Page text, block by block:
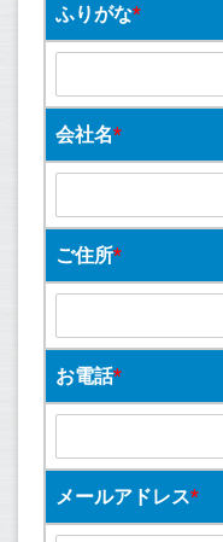
ふりがな*
会社名*
ご住所*
お電話*
メールアドレス*